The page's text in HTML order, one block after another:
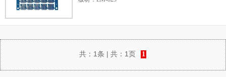
共： 1条 | 共： 1页 1